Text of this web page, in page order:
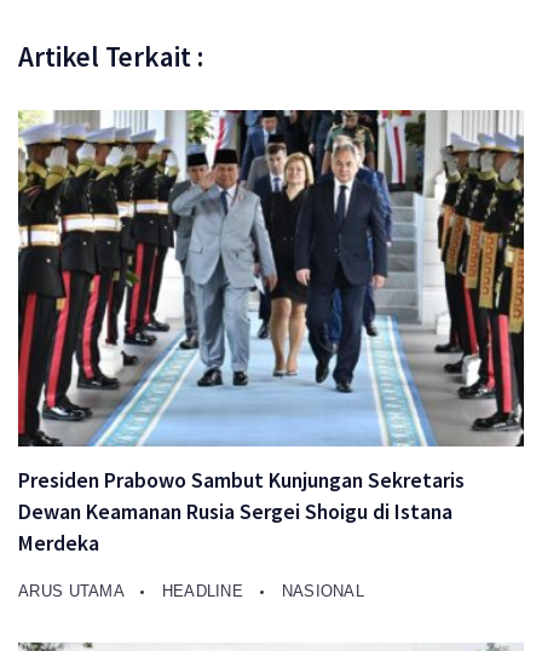
Artikel Terkait :
Presiden Prabowo Sambut Kunjungan Sekretaris
Dewan Keamanan Rusia Sergei Shoigu di Istana
Merdeka
ARUS UTAMA HEADLINE NASIONAL